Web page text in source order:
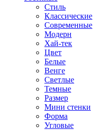
Стиль
Классические
Современные
Модерн
Хай-тек
Цвет
Белые
Венге
Светлые
Темные
Размер
Мини стенки
Форма
Угловые